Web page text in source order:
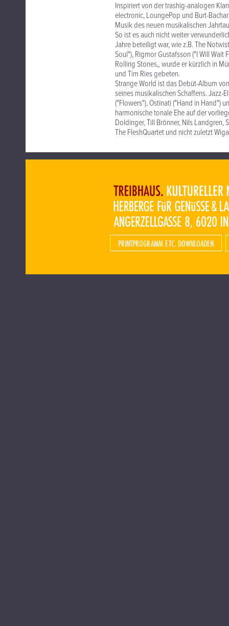
Inspiriert von der trashig-analogen
electronic, LoungePop und Burt-
Musik des neuen musikalischen
So ist es auch nicht weiter
Jahre beteiligt war, wie z.B. The
Soul"), Rigmor Gustafsson ("I Will Wait
Rolling Stones„ wurde er kürzlich in
und Tim Ries gebeten.
Strange World ist das Debüt-Album
seines musikalischen Schaffens. Jazz-
("Flowers"), Ostinati ("Hand in Hand")
harmonische tonale Ehe auf der
Doldinger, Till Brönner, Nils Landgren,
The FleshQuartet und nicht zuletzt
PRINTPROGRAMM ETC. DOWNLOADEN